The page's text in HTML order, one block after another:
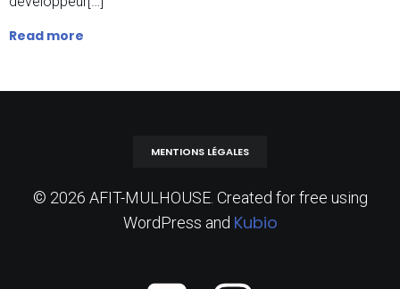
Read more
MENTIONS LÉGALES
© 2026 AFIT-MULHOUSE. Created for free using
WordPress and Kubio